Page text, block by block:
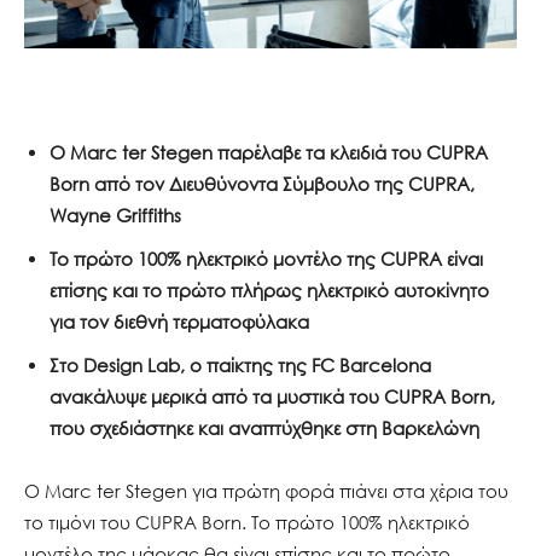
Ο Marc ter Stegen παρέλαβε τα κλειδιά του CUPRA
Born από τονΔιευθύνοντα Σύμβουλο της CUPRA,
Wayne Griffiths
Το πρώτο 100% ηλεκτρικό μοντέλο της CUPRA είναι
επίσης και το πρώτο πλήρως ηλεκτρικό αυτοκίνητο
για τον διεθνή τερματοφύλακα
Στο Design Lab, ο παίκτης της FC Barcelona
ανακάλυψε μερικά από τα μυστικά του CUPRA Born,
που σχεδιάστηκε και αναπτύχθηκε στη Βαρκελώνη
Ο Marc ter Stegen για πρώτη φορά πιάνει στα χέρια του
το τιμόνι του CUPRA Born. Το πρώτο 100% ηλεκτρικό